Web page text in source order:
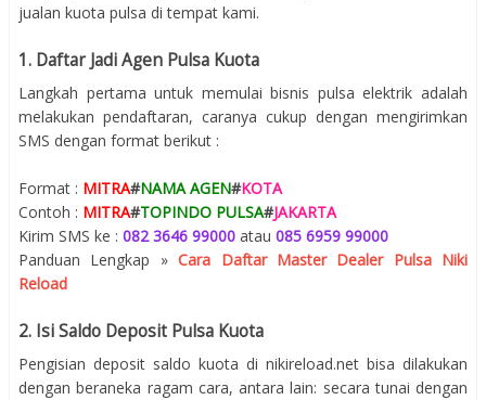
jualan kuota pulsa di tempat kami.
1. Daftar Jadi Agen Pulsa Kuota
Langkah pertama untuk memulai bisnis pulsa elektrik adalah
melakukan pendaftaran, caranya cukup dengan mengirimkan
SMS dengan format berikut :
Format : MITRA#NAMA AGEN#KOTA
Contoh : MITRA#TOPINDO PULSA#JAKARTA
Kirim SMS ke : 082 3646 99000 atau 085 6959 99000
Panduan Lengkap »Cara Daftar Master Dealer Pulsa Niki
Reload
2. Isi Saldo Deposit Pulsa Kuota
Pengisian deposit saldo kuota di nikireload.net bisa dilakukan
dengan beraneka ragam cara, antara lain: secara tunai dengan